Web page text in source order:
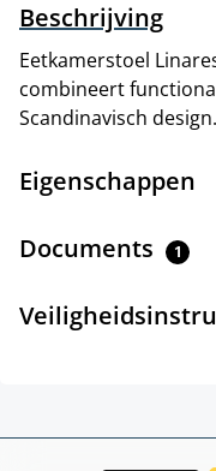
Beschrijving
Eetkamerstoel
combineert
Scandinavisch
Eigenschappen
Documents 1